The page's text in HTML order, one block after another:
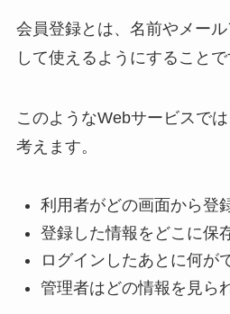
会員登録とは、名前やメー
して使えるようにすることで
このようなWebサービスで
考えます。
利用者がどの画面から登
登録した情報をどこに保
ログインしたあとに何が
管理者はどの情報を見ら